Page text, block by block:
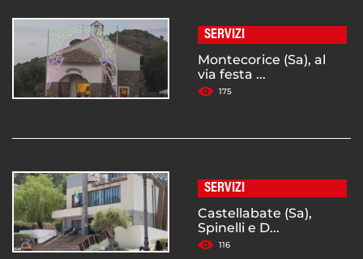
SERVIZI
Montecorice (Sa), al
via festa ...
175
SERVIZI
Castellabate (Sa),
Spinelli e D...
116